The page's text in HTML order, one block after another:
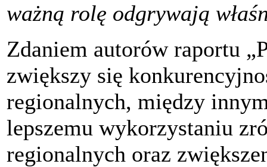
ważną rolę odgrywają
Zdaniem autorów raportu
zwiększy się
regionalnych, między
lepszemu wykorzystaniu
regionalnych oraz